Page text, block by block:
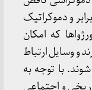
و دموکراتیک
که امکان
و وسایل ارتباط
با توجه به